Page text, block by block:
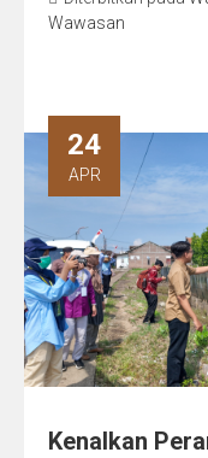
Wawasan
24
APR
Kenalkan